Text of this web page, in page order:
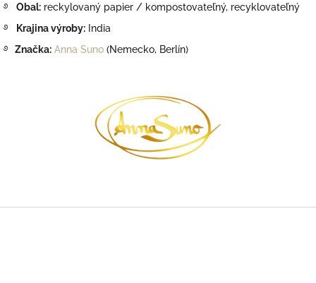
࿔ Obal: reckylovaný papier / kompostovateľný, recyklovateľný
࿔ Krajina výroby: India
࿔
Značka: Anna Suno (Nemecko, Berlín)